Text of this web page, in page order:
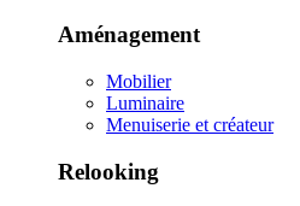
Aménagement
Mobilier
Luminaire
Menuiserie et créateur
Relooking